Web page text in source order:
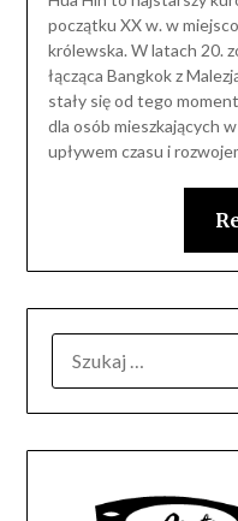
początku XX w. w
królewska. W latach 20.
łącząca Bangkok z
stały się od tego
dla osób mieszkających
upływem czasu i